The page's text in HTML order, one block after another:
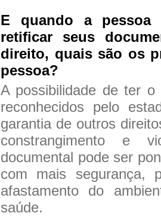
E quando a
retificar seus
direito, quais são os
pessoa?
A possibilidade de ter o
reconhecidos pelo
garantia de outros
constrangimento e
documental pode ser
com mais segurança,
afastamento do
saúde.